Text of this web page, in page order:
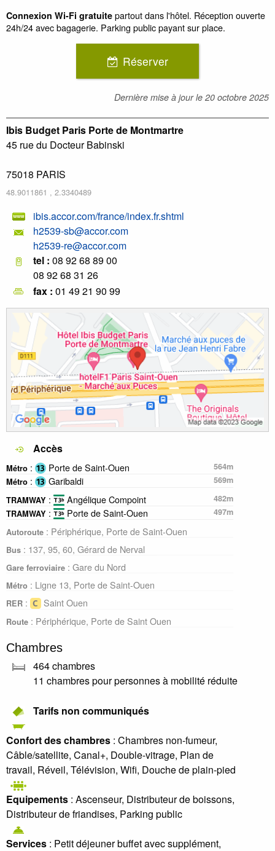
Connexion Wi-Fi gratuite partout dans l'hôtel. Réception ouverte
24h/24 avec bagagerie. Parking public payant sur place.
Réserver
Dernière mise à jour le 20 octobre 2025
Ibis Budget Paris Porte de Montmartre
45 rue du Docteur Babinski
75018 PARIS
48.9011861 , 2.3340489
ibis.accor.com/france/index.fr.shtml
h2539-sb@accor.com
h2539-re@accor.com
tel : 08 92 68 89 00
08 92 68 31 26
fax : 01 49 21 90 99
Accès
Métro : Porte de Saint-Ouen
564m
Métro : Garibaldi
569m
TRAMWAY : Angélique Compoint
482m
TRAMWAY : Porte de Saint-Ouen
497m
Autoroute : Périphérique, Porte de Saint-Ouen
Bus : 137, 95, 60, Gérard de Nerval
Gare ferroviaire : Gare du Nord
Métro : Ligne 13, Porte de Saint-Ouen
RER : Saint Ouen
Route : Périphérique, Porte de Saint Ouen
Chambres
464 chambres
11 chambres pour personnes à mobilité réduite
Tarifs non communiqués
Confort des chambres : Chambres non-fumeur,
Câble/satellite, Canal+, Double-vitrage, Plan de
travail, Réveil, Télévision, Wifi, Douche de plain-pied
Equipements : Ascenseur, Distributeur de boissons,
Distributeur de friandises, Parking public
Services : Petit déjeuner buffet avec supplément,